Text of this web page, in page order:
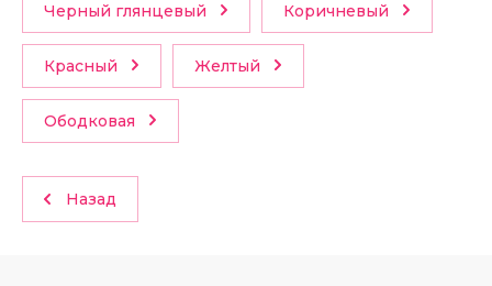
Черный глянцевый Коричневый
Красный Желтый
Ободковая
Назад